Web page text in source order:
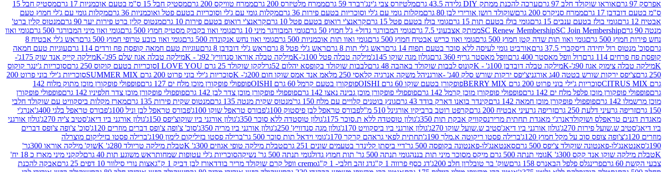
אפרסק 97 גרם
אוראו שוקולד חלב 97 גרם ערכה להכנת ממתק DIY גלידה 43.5 גרם מלטיזרס צבי ג'ינג'רברד 59 גרם ממרח מלטיזרס 200 גרם ממרח טוויקס 200 גרם מסטיק חבל 15 ס"מ בטעם אוכמניות 17 גרם
מסטיק חבל 15
ס"מ בטעם דובדבן 17 גרם
ממרח סניקרס 200 גרם שוקולד רושן אורירי לבן 80 גרם מקלות גומי עם ג'לי וסוכריות בטעם פירות 36 גרם מקלות גומי עם ג'לי וסוכריות בטעם פטל ואוכמניות 36 גרם
מקלות גומי עם ג'לי חמוץ טעם
אבטיח 12 גרם
גומי בולז בטעם ענבים 15 גרם גומי בולז בטעם תות 15 גרם גומי בולז בטעם פטל 15 גרם קראנצ'י רואופ בטעם פטל 10 גרם קראנצ'י רואופ בטעם פירות 10 גרם מנטוס קלין ברט פירות יער 90 גרם
מנטוס קלין ברט'
מנטה 90 גרם
SC Renew MembershipSC Join Membership ממתק אצבעוני 7.5 גרם גומי המבורגר גדול+ ג'ל חמוץ 50 גרם גומי המבורגר מיני 10 גרם גומי ואוו בקבוק מסטיק חמוץ 500 גרם גומי ואוו מיני המבורגר 500 גרם
גומי ואוו
נחש פירות חמוץ 500 גרם
גומי ואוו תות שדה קטן חמוץ 500 גרם גומי ואוו כריש אבטיח חמוץ 500 גרם גומי ואוו תות אוכמניות 500 גרם גומי ואוו נחש אנקונדה 500 גרם גומי ואוו כובע טרופי חמוץ 500 גרם
ראש ג'לי אבטיח 8
גרםסוכ' מנטוס רול יחידה דיסקברי 37.5 גרם אורביט גומי לעיסה ללא סוכר בטעם תפוח 14 גרם ראש ג'לי תות 8 גרם ראש ג'לי פטל 8 גרם ראש ג'לי דובדבן 8 גרם עוגיות טעם חמאה קופסת פח ורדים 114 גרם
עוגיות טעם חמאה
קופסת פח פרחים 114 גרם
רול וופל מאסטר 400 גרם וופל מאסטר גריף 360 גרם גולון מגה שוקו 145ג' מילקה טבלה פטל 100ג'-K מילקה טבלה אוראו סנדוויץ' 92ג' - K מילקה טבלה אגוז שלם 95ג'-K
מילקה קייק אנד שוק 175ג'-
Kמילקה טבלה צימוק אגוז 90ג'-K מילקה טבלה דובדבן 100ג' - K קונוס לבבות שוקולד באהבה 48 גרם לבבות שוקולד בקופסא יהלום 52גר לקקן שוקולד 25 גרם I LOVE YOU סוכריות בטעם קוקוס 250 גרם
סוכריות ג'ינגר קוקוס
250 גרם
צ'יפס ירקות שורש בטטה 40ג אורגני צ'יפס ירקות שורש סלק 40ג' -אורגני הל משקה אנרגיה קלאסי 250 מל אמ אנד אמס שוקו חום 200ג'- K סוכריות ג'ילי בוני פרוט 200 גרם SUMMER MIX
סוכריות ג'ילי בוני פרוט 200
גרם CITRUS MIX
סוכריות ג'ילי בוני פרוט 200 גרם BERRY MIX פופקורן בטעם שוקו 60 גרם OISHI פופקורן בטעם קרמל 60 גרם OISHI פופפולי פופקורן מוכן מלח ים 127 גרם
פופפולי פופקורן מוכן מתוק מלוח 142
גרםפופפולי פופקורן מוכן פלפל מלח ים 142 גרם פופפולי פופקורן מוכן קרמל 142 גרם פופפולי פופקורן מוכן גבינה נאצו 142 גרם פופפולי פופקורן מוכן צדר לבן 142 גרם פופפולי פופקורן מוכן צדר חלפיניו 142 גרם
פופפולי פופקורן
מוכן מרשמלו 142 גרם
פופפולי פופקורן מוכן חמאה 142 גרם קינדר בואנו דארק בודד 43 גרם גונץ בוטנים קלויים עם מלח 150 גר' מנטוס שקית מנטה 135 גרם מנטוס שקית פירות 135 גרם
מארז מקלות ביסקוויט עם שוקולד חלבי
150 גרם
זריפה גרעיני דלעת 250 גרם זריפה גרעיני אבטיח 200 גרם קרפט רוטב ברביקיו אורגינל 510 מ"ל פבורס טראפל לבן פיסטוק 100ג' פבורס טראפל שוקו 100ג' פבורס טראפל לבן וניל 100ג' פבורס טראפל בלגי 400ג'
אנרג'י
מאגדת דגנים טראפלס ושוקולדאנרג'י מאגדת תחתית מרירנסקוויק אבקת תות 350ג' גולון טוסטדה ללא ת.סוכר 175ג' גולון טוסטדה ללא סוכר 350ג' גולון אורגני ביו שוקוצ'יפס 150ג' גולון אורגני ביו דיאג'סטיב צ'יה 270ג'
גולון אורגני
ביו דיאג'סטיב ש.שועל פירות 270ג'
גולון אורגני ביו דיאג'סטיב ש.שועל שוקו 270ג' גולון אורגני ביו ביסקוויט 170ג' גולון מגה סנדוויץ' 250ג' גולון אורגני ביו מריה 350ג' סוכ' צ'ופה צ'ופס דברים מוזרים 120ג'
סוכ' צ'ופה צ'ופס דברים
מוזרים 120ג'
צ'ופה צופס סוכ על מקל חמוץ 120ג' ברילה פסטו ריקוטה א.מלך 190ג' תחתית לפאי גראהם קרקר 170ג' גומי וידאל תות סוכר 500 גר' ברילה פסטו בזיליקום לימון 190ג'
ברילה פסטו בזיליקום מוצרלה
190ג' סאנטאנג'לו-פאנטונה שוקולד צ'יפס 500 גרם סאנטאנג'לו-פאנטונה בקופסה 500 גר' דיי ביסתן קלינדר בטעמים שונים 251 גרם טבלת מילקה טופי אגוזים 300ג' K טבלת מילקה טריולד 280ג' K
שוק' מילקה אוראו 300גר'
Kטבלת מילקה שוקו אנד קקס 300ג' K גומי תנתה 500 גרם מיקס מסוכר מיני תות בננה גומי תנתה 500 גר' תות חמוץ גדול גומי תנתה 500 גר' נשיקה סוכריות ג'לי עטופות שמחותראש משוגע תות 40 גרם
לקקני מיני מארז כ 18 יח'
צבעי הקשת 60 גרם
פרינגלס פלפל הבאנרס 158 גרם שוק' בר טובלרון חלב 200ג' דג כסף פרווה 1 ק"ג דג זהב חלבי- 1 ק"ג cremo וופל קרם שוקולד מריר בודד אורז לבן דביק 1 ק"ג אצות נורי סילוור 10 דפים 25 גרם
אבקה להכנת